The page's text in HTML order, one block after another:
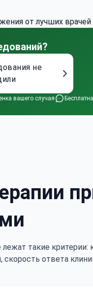
от лучших врачей
не
вашего случая
такие
ответа